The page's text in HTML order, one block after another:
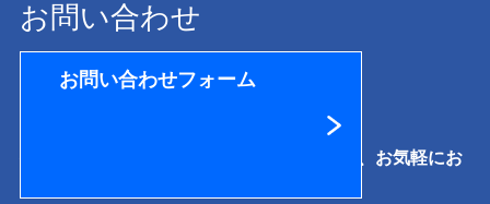
お問い合わせ
提供サービスに関するご相談·お見積りなど、お気軽にお
お問い合わせフォーム